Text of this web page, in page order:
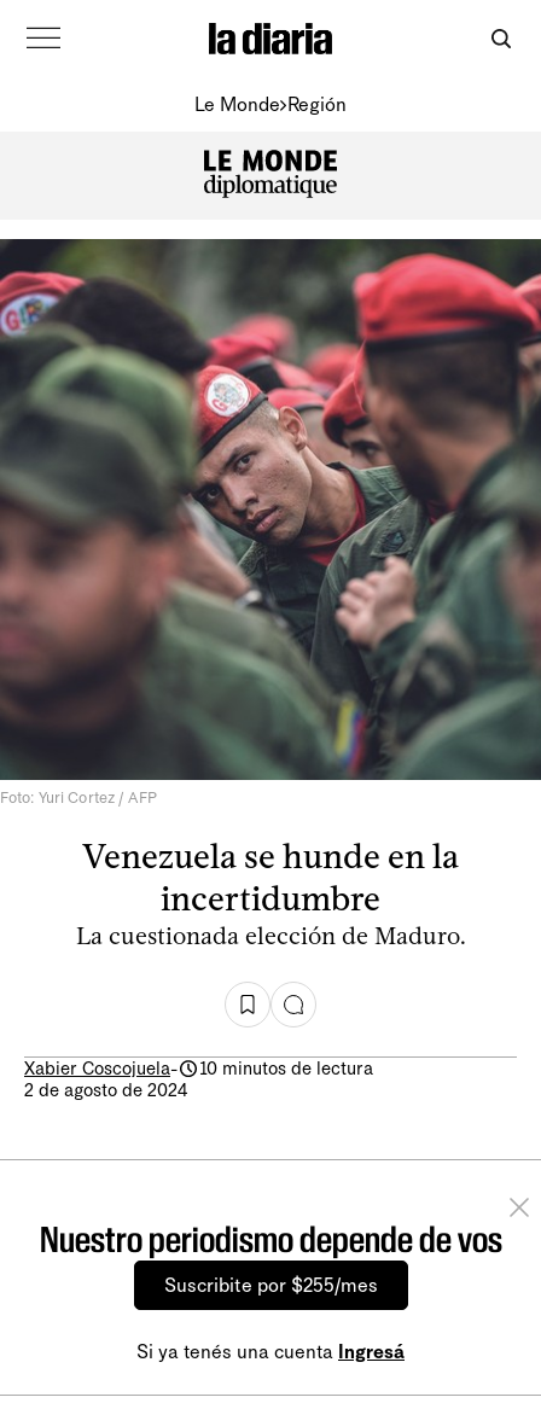
Le Monde Región
Foto: Yuri Cortez / AFP
Venezuela se hunde en la
incertidumbre
La cuestionada elección de Maduro.
Xabier Coscojuela-
10 minutos de lectura
2 de agosto de 2024
Nuestro periodismo depende de vos
Suscribite por $255/mes
Si ya tenés una cuenta Ingresá